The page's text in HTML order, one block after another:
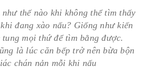
thế nào khi không thể tìm thấy
đang xào nấu? Giống như kiến
mọi thứ để tìm bằng được.
là lúc căn bếp trở nên bừa bộn
chán nản mỗi khi nấu